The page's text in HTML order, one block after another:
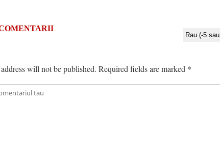
will not be published. Required fields are marked *